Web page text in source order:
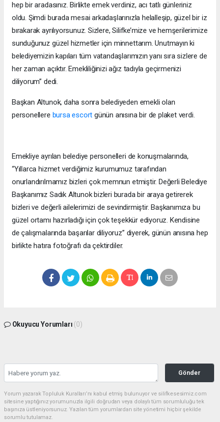
hep bir aradasınız. Birlikte emek verdiniz, acı tatlı günleriniz
oldu. Şimdi burada mesai arkadaşlarınızla helalleşip, güzel bir iz
bırakarak ayrılıyorsunuz. Sizlere, Silifke’mize ve hemşerilerimize
sunduğunuz güzel hizmetler için minnettarım. Unutmayın ki
belediyemizin kapıları tüm vatandaşlarımızın yanı sıra sizlere de
her zaman açıktır. Emekliliğinizi ağız tadıyla geçirmenizi
diliyorum” dedi.
Başkan Altunok, daha sonra belediyeden emekli olan
personellere bursa escort günün anısına bir de plaket verdi.
Emekliye ayrılan belediye personelleri de konuşmalarında,
“Yıllarca hizmet verdiğimiz kurumumuz tarafından
onurlandırılmamız bizleri çok memnun etmiştir. Değerli Belediye
Başkanımız Sadık Altunok bizleri burada bir araya getirerek
bizleri ve değerli ailelerimizi de sevindirmiştir. Başkanımıza bu
güzel ortamı hazırladığı için çok teşekkür ediyoruz. Kendisine
de çalışmalarında başarılar diliyoruz” diyerek, günün anısına hep
birlikte hatıra fotoğrafı da çektirdiler.
Okuyucu Yorumları (0)
Gönder
Yorum yazarak Topluluk Kuralları’nı kabul etmiş bulunuyor ve silifkesesimiz.com
sitesine yaptığınız yorumunuzla ilgili doğrudan veya dolaylı tüm sorumluluğu tek
başınıza üstleniyorsunuz. Yazılan tüm yorumlardan site yönetimi hiçbir şekilde
sorumlu tutulamaz.